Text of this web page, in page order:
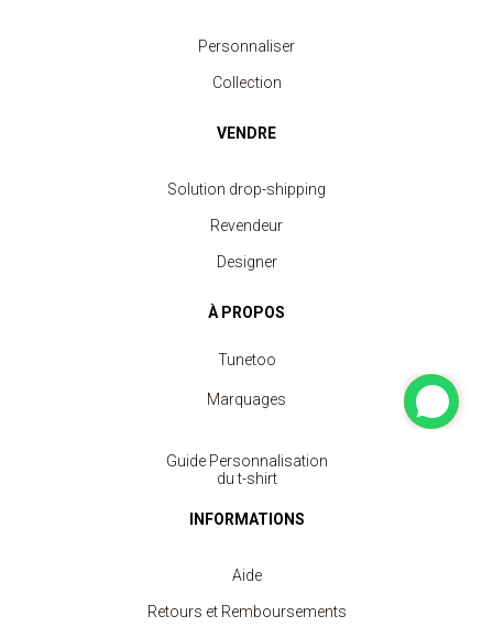
Personnaliser
Collection
VENDRE
Solution drop-shipping
Revendeur
Designer
À PROPOS
Tunetoo
Marquages
Guide Personnalisation
du t-shirt
INFORMATIONS
Aide
Retours et Remboursements